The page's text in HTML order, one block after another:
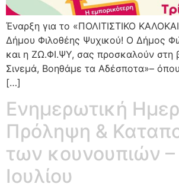
Έναρξη για το «ΠΟΛΙΤΙΣΤΙΚΟ
Δήμου Φιλοθέης Ψυχικού! Ο Δήμος
και η ΖΩ.ΦΙ.ΨΥ, σας προσκαλούν στη
Σινεμά, Βοηθάμε τα Αδέσποτα»–
[…]
Ενημερωτική
Πρόληψη &
των κουνουπιών –
Ιουλίου